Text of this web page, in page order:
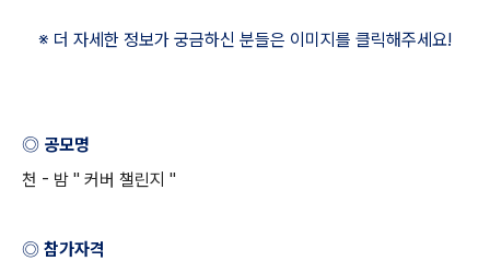
※ 더 자세한 정보가 궁금하신 분들은 이미지를 클릭해주세요!
◎ 공모명
천 - 밤 " 커버 챌린지 "
◎ 참가자격